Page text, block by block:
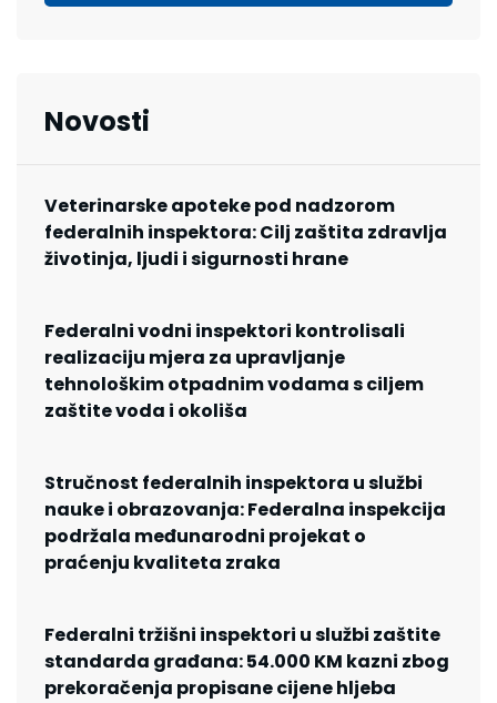
Novosti
Veterinarske apoteke pod nadzorom
federalnih inspektora: Cilj zaštita zdravlja
životinja, ljudi i sigurnosti hrane
Federalni vodni inspektori kontrolisali
realizaciju mjera za upravljanje
tehnološkim otpadnim vodama s ciljem
zaštite voda i okoliša
Stručnost federalnih inspektora u službi
nauke i obrazovanja: Federalna inspekcija
podržala međunarodni projekat o
praćenju kvaliteta zraka
Federalni tržišni inspektori u službi zaštite
standarda građana: 54.000 KM kazni zbog
prekoračenja propisane cijene hljeba